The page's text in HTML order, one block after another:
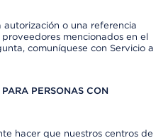
autorización o una referencia
mencionados en el
comuníquese con Servicio a
PERSONAS CON
hacer que nuestros centros de